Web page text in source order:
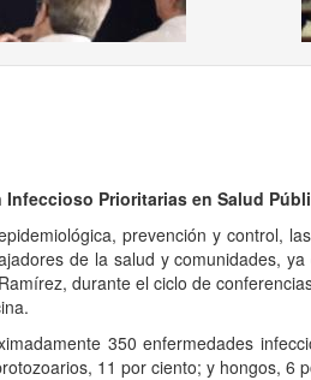
Prioritarias en Salud
prevención y control,
de la salud y comunidades,
durante el ciclo de
350 enfermedades
11 por ciento; y hongos, 6